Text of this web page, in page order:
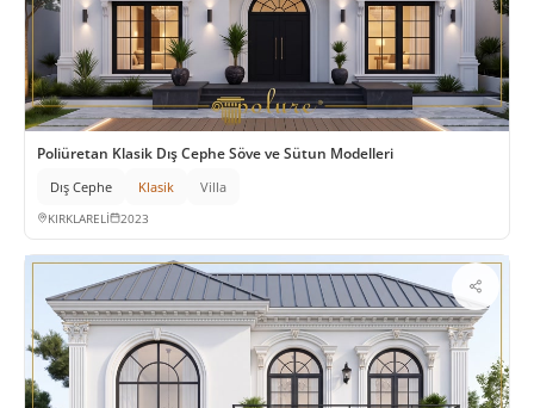
Poliüretan Klasik Dış Cephe Söve ve Sütun Modelleri
Dış Cephe Klasik Villa
KIRKLARELİ 2023